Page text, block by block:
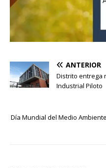
ANTERIOR
Distrito entrega
Industrial Piloto
Día Mundial del Medio